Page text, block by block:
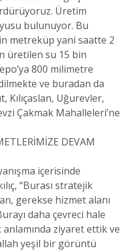
Üretim
bulunuyor. Bu
metreküp yani saatte 2
üretilen su 15 bin
800 milimetre
ve buradan da
Kılıçaslan, Uğurevler,
Çakmak Mahalleleri’ne
DEVAM
içerisinde
“Burası stratejik
gerekse hizmet alanı
daha çevreci hale
ziyaret ettik ve
yeşil bir görüntü